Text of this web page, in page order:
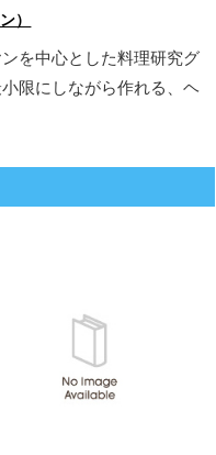
）
を中心とした料理研究グ
限にしながら作れる、ヘ